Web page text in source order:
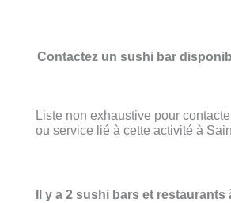
Contactez un sushi bar
Liste non exhaustive pour
ou service lié à cette activité à
Il y a 2 sushi bars et restaurants